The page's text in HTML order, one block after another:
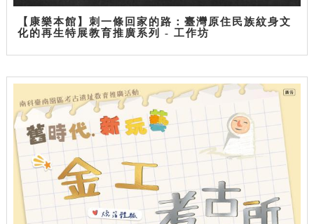
【康樂本館】刺一條回家的路：臺灣原住民族紋身文
化的再生特展教育推廣系列 - 工作坊